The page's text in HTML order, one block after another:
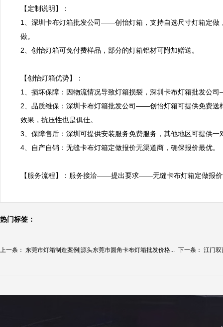
【定制说明】：
1、深圳卡布灯箱批发公司——创怡灯箱，支持自选尺寸灯箱定做
做。
2、创怡灯箱可免付费样品，部分的灯箱铝材可附加赠送。
【创怡灯箱优势】：
1、损坏保障：因物流情况导致灯箱损裂，深圳卡布灯箱批发公
2、品质维保：深圳卡布灯箱批发公司——创怡灯箱可提供免费送
效果，抗压性也是俱佳。
3、保障售后：深圳可提供安装服务免费服务，其他地区可提供
4、自产自销：无缝卡布灯箱定做报价无渠道商，确保报价最优。
【服务流程】：服务接洽——提出要求——无缝卡布灯箱定做
热门标签：
上一条： 东莞市灯箱制造案例|源头东莞市圆角卡布灯箱批发价格... 下一条： 江门双